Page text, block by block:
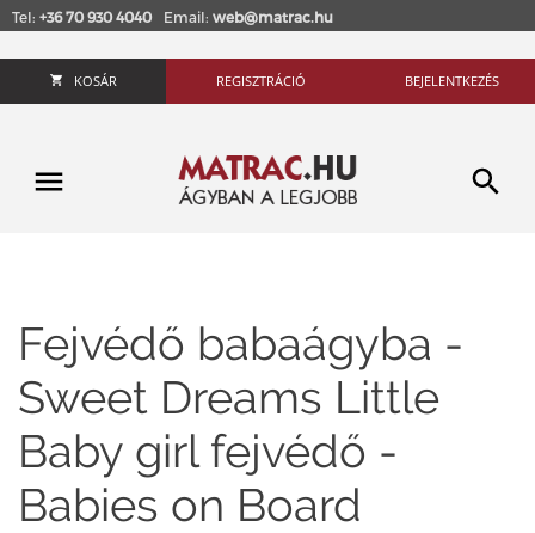
Tel: +36 70 930 4040 Email: web@matrac.hu
KOSÁR REGISZTRÁCIÓ BEJELENTKEZÉS
Fejvédő babaágyba -
Sweet Dreams Little
Baby girl fejvédő -
Babies on Board